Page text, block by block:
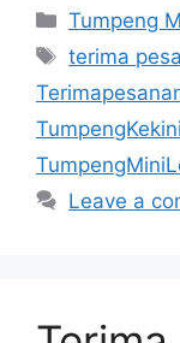
Categories
Tumpeng
Tags
terima
Leave a